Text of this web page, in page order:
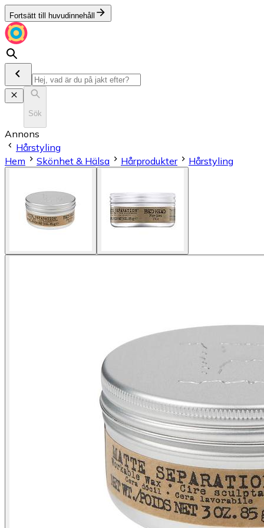
Fortsätt till huvudinnehåll
Sök
Annons
Hårstyling
Hem
Skönhet & Hälsa Hårprodukter Hårstyling